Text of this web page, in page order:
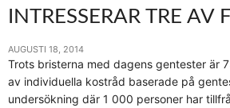
INTRESSERAR TRE AV
AUGUSTI 18, 2014
Trots bristerna med dagens gentester är
av individuella kostråd baserade på
undersökning där 1 000 personer har